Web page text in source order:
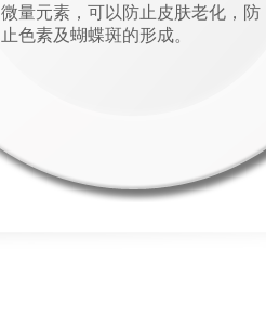
微量元素，可以防止皮肤老化，防
止色素及蝴蝶斑的形成。